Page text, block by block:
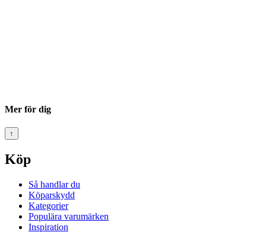
Mer för dig
↑
Köp
Så handlar du
Köparskydd
Kategorier
Populära varumärken
Inspiration